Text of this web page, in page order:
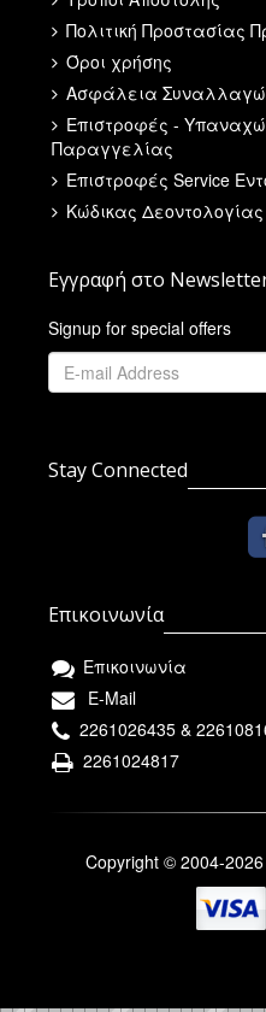
Πολιτική Προστασίας
Όροι χρήσης
Ασφάλεια
Επιστροφές -
Παραγγελίας
Επιστροφές Service
Κώδικας Δεοντολογίας
Εγγραφή στο
Signup for special offers
Stay Connected
Επικοινωνία
Επικοινωνία
E-Mail
2261026435 &
2261024817
Copyright © 2004-